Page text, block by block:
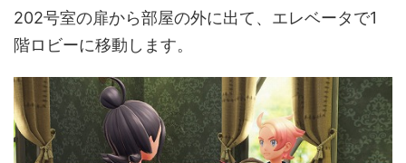
202号室の扉から部屋の外に出て、エレベータで1
階ロビーに移動します。